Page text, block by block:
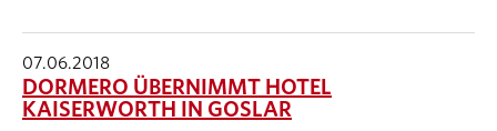
07.06.2018
DORMERO ÜBERNIMMT HOTEL
KAISERWORTH IN GOSLAR